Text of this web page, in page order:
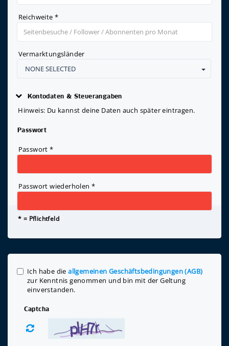
Reichweite *
Vermarktungsländer
NONE SELECTED
Kontodaten & Steuerangaben
Hinweis: Du kannst deine Daten auch später eintragen.
Passwort
Passwort*
Passwort wiederholen *
* = Pflichtfeld
Ich habe dieallgemeinen Geschäftsbedingungen (AGB)
zur Kenntnis genommen und bin mit der Geltung
einverstanden.
Captcha